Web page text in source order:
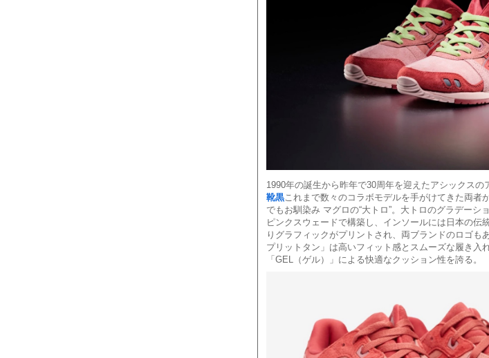
1990年の誕生から昨年で30周年を迎えたアシックスの
靴黒 これまで数々のコラボモデルを手がけてきた両者
でもお馴染み マグロの“大トロ”。大トロのグラデー
ピンクスウェードで構築し、インソールには日本の伝
りグラフィックがプリントされ、両ブランドのロゴも
プリットタン」は高いフィット感とスムーズな履き入
「GEL（ゲル）」による快適なクッション性を誇る。